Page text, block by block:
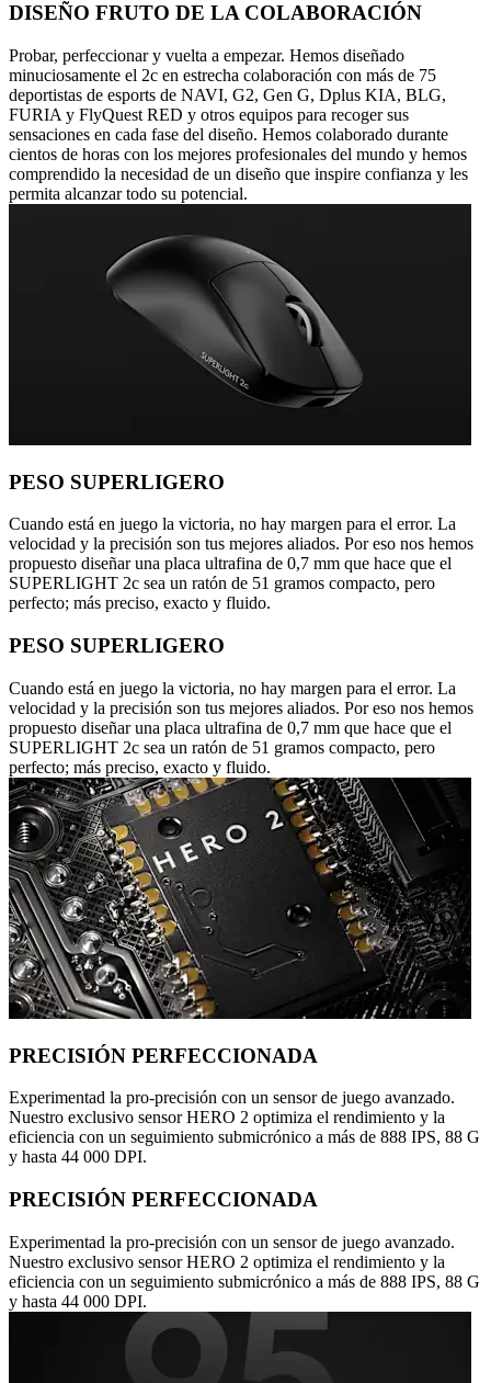
DISEÑO FRUTO DE LA COLABORACIÓN
Probar, perfeccionar y vuelta a empezar. Hemos diseñado
minuciosamente el 2c en estrecha colaboración con más de 75
deportistas de esports de NAVI, G2, Gen G, Dplus KIA, BLG,
FURIA y FlyQuest RED y otros equipos para recoger sus
sensaciones en cada fase del diseño. Hemos colaborado durante
cientos de horas con los mejores profesionales del mundo y hemos
comprendido la necesidad de un diseño que inspire confianza y les
permita alcanzar todo su potencial.
PESO SUPERLIGERO
Cuando está en juego la victoria, no hay margen para el error. La
velocidad y la precisión son tus mejores aliados. Por eso nos hemos
propuesto diseñar una placa ultrafina de 0,7 mm que hace que el
SUPERLIGHT 2c sea un ratón de 51 gramos compacto, pero
perfecto; más preciso, exacto y fluido.
PESO SUPERLIGERO
Cuando está en juego la victoria, no hay margen para el error. La
velocidad y la precisión son tus mejores aliados. Por eso nos hemos
propuesto diseñar una placa ultrafina de 0,7 mm que hace que el
SUPERLIGHT 2c sea un ratón de 51 gramos compacto, pero
perfecto; más preciso, exacto y fluido.
PRECISIÓN PERFECCIONADA
Experimentad la pro-precisión con un sensor de juego avanzado.
Nuestro exclusivo sensor HERO 2 optimiza el rendimiento y la
eficiencia con un seguimiento submicrónico a más de 888 IPS, 88 G
y hasta 44 000 DPI.
PRECISIÓN PERFECCIONADA
Experimentad la pro-precisión con un sensor de juego avanzado.
Nuestro exclusivo sensor HERO 2 optimiza el rendimiento y la
eficiencia con un seguimiento submicrónico a más de 888 IPS, 88 G
y hasta 44 000 DPI.